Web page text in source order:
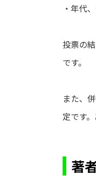
・年代
投票の
です。
また、
定です
著